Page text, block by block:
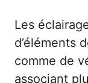
Les
d’éléments
comme de
associant